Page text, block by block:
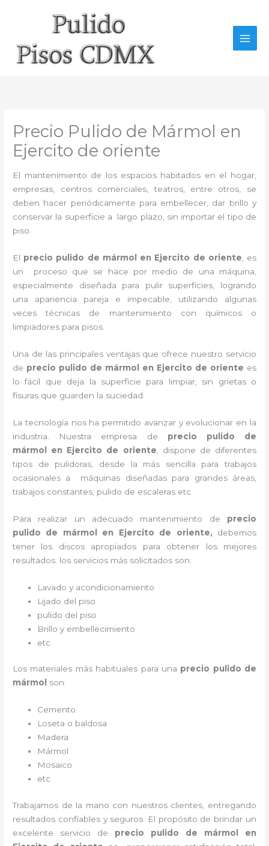
Precio Pulido de Mármol en
Ejercito de oriente
El mantenimiento de los espacios habitados en el hogar,
empresas, centros comerciales, teatros, entre otros, se
deben hacer periódicamente para embellecer, dar brillo y
conservar la superficie a largo plazo, sin importar el tipo de
piso.
El precio pulido de mármol en Ejercito de oriente , es
un proceso que se hace por medio de una máquina,
especialmente diseñada para pulir superficies, logrando
una apariencia pareja e impecable, utilizando algunas
veces técnicas de mantenimiento con químicos o
limpiadores para pisos.
Una de las principales ventajas que ofrece nuestro servicio
de precio pulido de mármol en Ejercito de oriente es
lo fácil que deja la superficie para limpiar, sin grietas o
fisuras que guarden la suciedad.
La tecnología nos ha permitido avanzar y evolucionar en la
industria. Nuestra empresa de precio pulido de
mármol
en Ejercito de oriente , dispone de diferentes
tipos de pulidoras, desde la más sencilla para trabajos
ocasionales a máquinas diseñadas para grandes áreas,
trabajos constantes, pulido de escaleras etc.
Para realizar un adecuado mantenimiento de precio
pulido de mármol
en Ejercito de oriente, debemos
tener los discos apropiados para obtener los mejores
resultados. los servicios más solicitados son:
Lavado y acondicionamiento
Lijado del piso
pulido del piso
Brillo y embellecimiento
etc
Los materiales más habituales para una precio pulido de
mármol
son:
Cemento.
Loseta o baldosa
Madera
Mármol
Mosaico
etc
Trabajamos de la mano con nuestros clientes, entregando
resultados confiables y seguros. El propósito de brindar un
excelente servicio de precio pulido de mármol
en